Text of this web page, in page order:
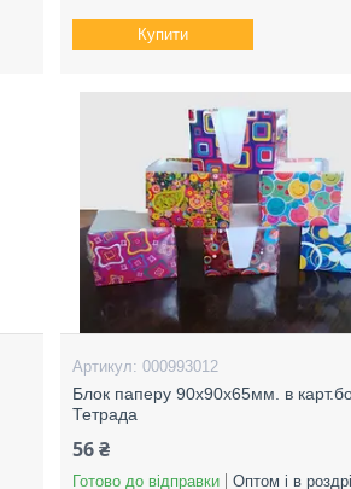
Купити
000993012
Блок паперу 90х90х65мм. в
Тетрада
56 ₴
Готово до відправки Оптом і в